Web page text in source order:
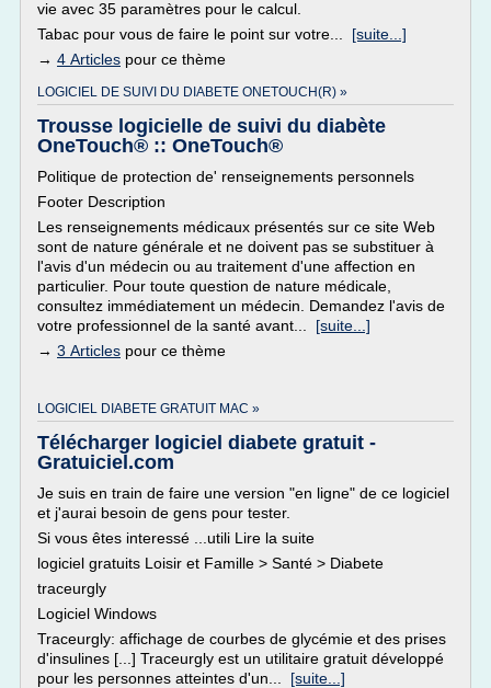
vie avec 35 paramètres pour le calcul.
Tabac pour vous de faire le point sur votre... [suite...]
→ 4 Articles pour ce thème
LOGICIEL DE SUIVI DU DIABETE ONETOUCH(R) »
Trousse logicielle de suivi du diabète
OneTouch® :: OneTouch®
Politique de protection de' renseignements personnels
Footer Description
Les renseignements médicaux présentés sur ce site Web
sont de nature générale et ne doivent pas se substituer à
l'avis d'un médecin ou au traitement d'une affection en
particulier. Pour toute question de nature médicale,
consultez immédiatement un médecin. Demandez l'avis de
votre professionnel de la santé avant... [suite...]
→ 3 Articles pour ce thème
LOGICIEL DIABETE GRATUIT MAC »
Télécharger logiciel diabete gratuit -
Gratuiciel.com
Je suis en train de faire une version "en ligne" de ce logiciel
et j'aurai besoin de gens pour tester.
Si vous êtes interessé ...utili Lire la suite
logiciel gratuits Loisir et Famille > Santé > Diabete
traceurgly
Logiciel Windows
Traceurgly: affichage de courbes de glycémie et des prises
d'insulines [...] Traceurgly est un utilitaire gratuit développé
pour les personnes atteintes d'un... [suite...]